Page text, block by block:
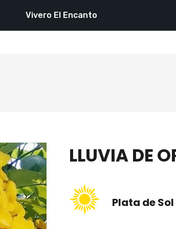
LLUVIA DE
Plata de Sol
Vivero El Encanto